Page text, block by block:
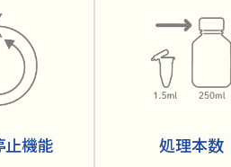
止機能 処理本数